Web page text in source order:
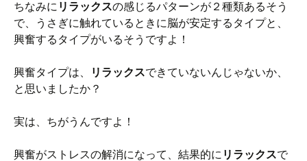
ちなみに リラックスの感じるパターンが２種類あるそう
で、うさぎに触れているときに脳が安定するタイプと、
興奮するタイプがいるそうですよ！
興奮タイプは、 リラックスできていないんじゃないか、
と思いましたか？
実は、ちがうんですよ！
興奮がストレスの解消になって、結果的に リラックスで